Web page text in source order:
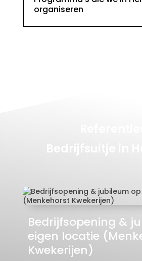
organiseren
Bedrijfsopening &
eigen locatie
Kwekerijen)